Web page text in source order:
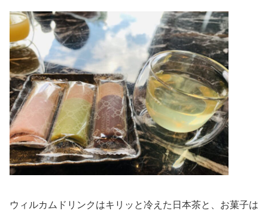
ウィルカムドリンクはキリッと冷えた日本茶と、お菓子は